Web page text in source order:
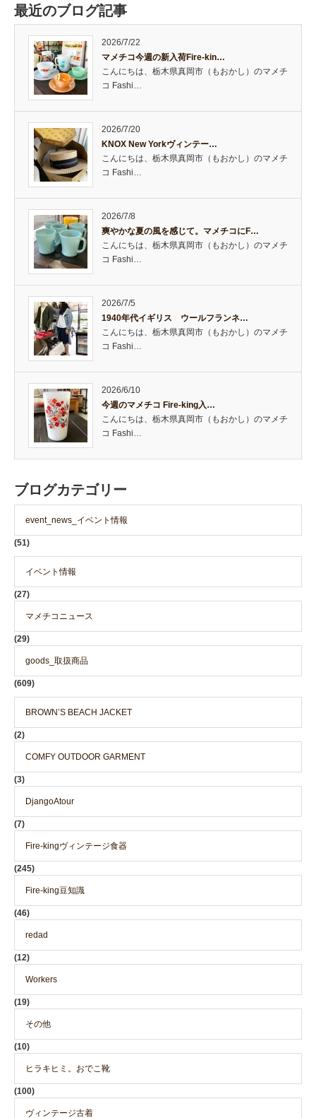
最近のブログ記事
2026/7/22
マメチコ今週の新入荷Fire-kin…
こんにちは、栃木県真岡市（もおかし）のマメチ
コ Fashi…
2026/7/20
KNOX New Yorkヴィンテー…
こんにちは、栃木県真岡市（もおかし）のマメチ
コ Fashi…
2026/7/8
爽やかな夏の風を感じて。マメチコにF…
こんにちは、栃木県真岡市（もおかし）のマメチ
コ Fashi…
2026/7/5
1940年代イギリス ウールフランネ…
こんにちは、栃木県真岡市（もおかし）のマメチ
コ Fashi…
2026/6/10
今週のマメチコ Fire-king入…
こんにちは、栃木県真岡市（もおかし）のマメチ
コ Fashi…
ブログカテゴリー
event_news_イベント情報
(51)
イベント情報
(27)
マメチコニュース
(29)
goods_取扱商品
(609)
BROWN’S BEACH JACKET
(2)
COMFY OUTDOOR GARMENT
(3)
DjangoAtour
(7)
Fire-kingヴィンテージ食器
(245)
Fire-king豆知識
(46)
redad
(12)
Workers
(19)
その他
(10)
ヒラキヒミ。おでこ靴
(100)
ヴィンテージ古着